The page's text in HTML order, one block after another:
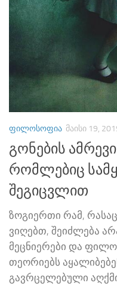
ᲤᲘᲚᲝᲡᲝᲤᲘᲐ ᲛᲐᲘᲡᲘ 19,
გონების
რომლებიც
შეგიცვლით
ზოგიერთი რამ,
ვიღებთ, შეიძლება
მეცნიერები და
თეორიებს
გავრცელებული